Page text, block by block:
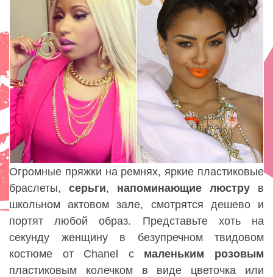
Огромные пряжки на ремнях, яркие пластиковые
браслеты, серьги, напоминающие люстру в
школьном актовом зале, смотрятся дешево и
портят любой образ. Представьте хоть на
секунду женщину в безупречном твидовом
костюме от Chanel с маленьким
розовым
пластиковым колечком в виде цветочка или